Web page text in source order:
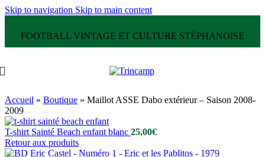
Skip to navigation Skip to main content
FOOTBALL VINTAGE ET CULTURE STÉPHANOISE
Accueil » Boutique » Maillot ASSE Dabo extérieur – Saison 2008-
2009
T-shirt Sainté Beach enfant blanc 25,00€
Retour aux produits